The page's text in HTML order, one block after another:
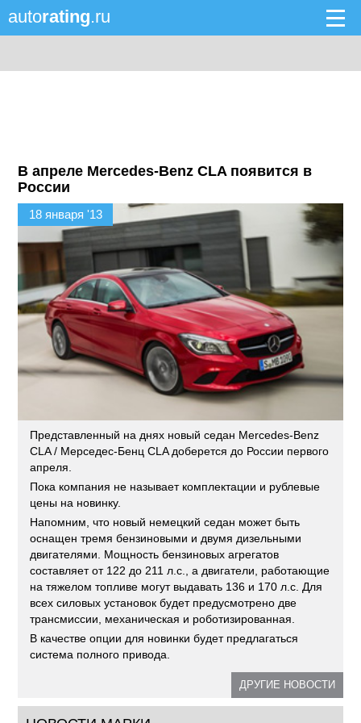
autorating.ru
В апреле Mercedes-Benz CLA появится в
России
18 января '13
Представленный на днях новый седан Mercedes-Benz
CLA / Мерседес-Бенц CLA доберется до России первого
апреля.
Пока компания не называет комплектации и рублевые
цены на новинку.
Напомним, что новый немецкий седан может быть
оснащен тремя бензиновыми и двумя дизельными
двигателями. Мощность бензиновых агрегатов
составляет от 122 до 211 л.с., а двигатели, работающие
на тяжелом топливе могут выдавать 136 и 170 л.с. Для
всех силовых установок будет предусмотрено две
трансмиссии, механическая и роботизированная.
В качестве опции для новинки будет предлагаться
система полного привода.
ДРУГИЕ НОВОСТИ